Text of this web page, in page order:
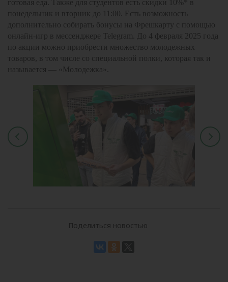
готовая еда. Также для студентов есть скидки 10%* в
понедельник и вторник до 11:00. Есть возможность
дополнительно собирать бонусы на Фрешкарту с помощью
онлайн-игр в мессенджере Telegram. До 4 февраля 2025 года
по акции можно приобрести множество молодежных
товаров, в том числе со специальной полки, которая так и
называется — «Молодежка».
Поделиться новостью